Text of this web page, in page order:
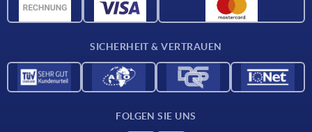
CAD-Daten
SICHERHEIT & VERTRAUEN
FOLGEN SIE UNS